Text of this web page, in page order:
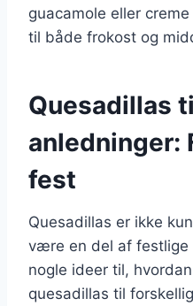
guacamole eller
til både frokost og
Quesadillas
anledninger:
fest
Quesadillas er ikke
være en del af festlige
nogle ideer til,
quesadillas til